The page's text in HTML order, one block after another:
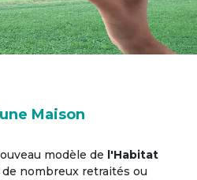
Maison
modèle de l'Habitat
de nombreux retraités ou